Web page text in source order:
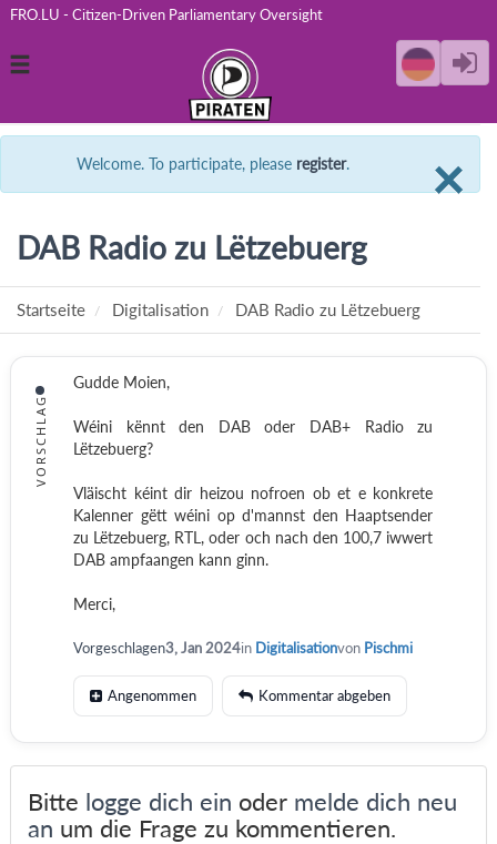
FRO.LU - Citizen-Driven Parliamentary Oversight
Toggle
×
Welcome. To participate, please register.
DAB Radio zu Lëtzebuerg
Startseite Digitalisation DAB Radio zu Lëtzebuerg
VORSCHLAG
Gudde Moien,
Wéini kënnt den DAB oder DAB+ Radio zu
Lëtzebuerg?
Vläischt kéint dir heizou nofroen ob et e konkrete
Kalenner gëtt wéini op d'mannst den Haaptsender
zu Lëtzebuerg, RTL, oder och nach den 100,7 iwwert
DAB ampfaangen kann ginn.
Merci,
Vorgeschlagen3, Jan 2024in Digitalisationvon Pischmi
Angenommen Kommentar abgeben
Bitte logge dich ein oder melde dich neu
an um die Frage zu kommentieren.